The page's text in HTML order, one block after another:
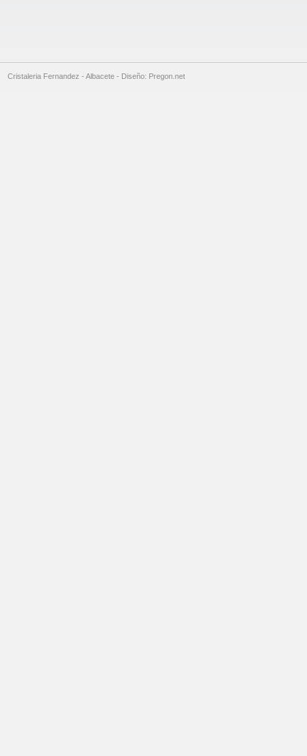
Cristaleria Fernandez - Albacete - Diseño: Pregon.net